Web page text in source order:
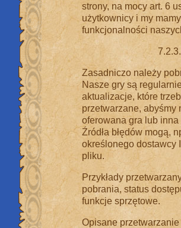
strony, na mocy art. 6
użytkownicy i my
funkcjonalności
Zasadniczo należy
Nasze gry są
aktualizacje, które
przetwarzane, abyśmy
oferowana gra lub inna
Źródła błędów mogą,
określonego dostawcy
pliku.
Przykłady
pobrania, status
funkcje sprzętowe.
Opisane